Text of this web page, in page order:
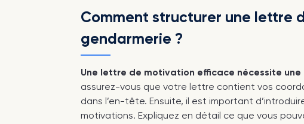
Comment structurer une lettre
gendarmerie ?
Une lettre de motivation efficace nécessite
assurez-vous que votre lettre contient vos
dans l’en-tête. Ensuite, il est important
motivations. Expliquez en détail ce que vous